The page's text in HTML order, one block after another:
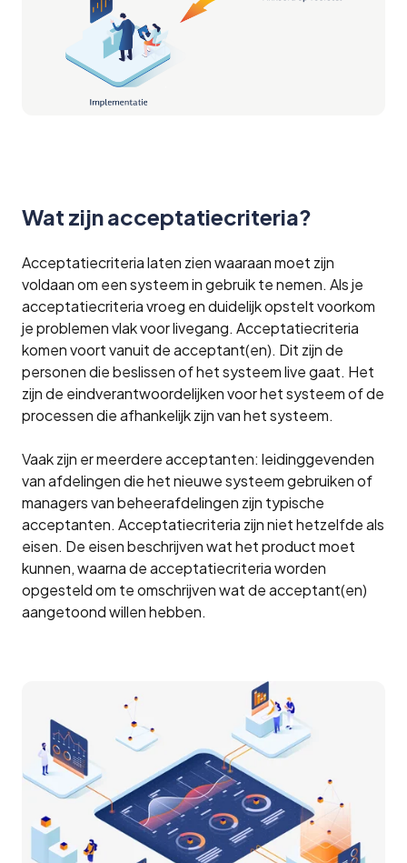
Wat zijn acceptatiecriteria?
Acceptatiecriteria laten zien waaraan moet zijn
voldaan om een systeem in gebruik te nemen. Als je
acceptatiecriteria vroeg en duidelijk opstelt voorkom
je problemen vlak voor livegang. Acceptatiecriteria
komen voort vanuit de acceptant(en). Dit zijn de
personen die beslissen of het systeem live gaat. Het
zijn de eindverantwoordelijken voor het systeem of de
processen die afhankelijk zijn van het systeem.
Vaak zijn er meerdere acceptanten: leidinggevenden
van afdelingen die het nieuwe systeem gebruiken of
managers van beheerafdelingen zijn typische
acceptanten. Acceptatiecriteria zijn niet hetzelfde als
eisen. De eisen beschrijven wat het product moet
kunnen, waarna de acceptatiecriteria worden
opgesteld om te omschrijven wat de acceptant(en)
aangetoond willen hebben.